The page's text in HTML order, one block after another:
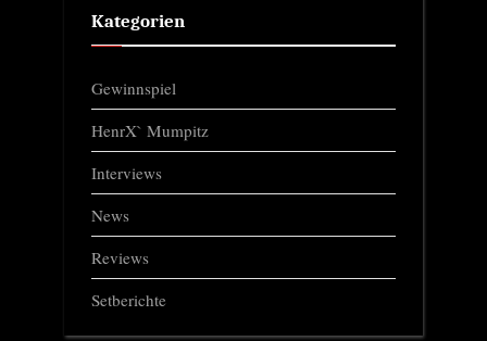
Kategorien
Gewinnspiel
HenrX` Mumpitz
Interviews
News
Reviews
Setberichte